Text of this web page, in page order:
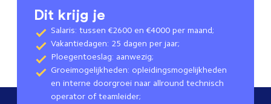
Dit krijg je
Salaris: tussen €2600 en €4000 per maand;
Vakantiedagen: 25 dagen per jaar;
Ploegentoeslag: aanwezig;
Groeimogelijkheden: opleidingsmogelijkheden
en interne doorgroei naar allround technisch
operator of teamleider;